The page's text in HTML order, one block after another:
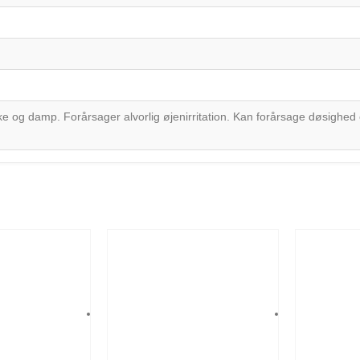
og damp. Forårsager alvorlig øjenirritation. Kan forårsage døsighed